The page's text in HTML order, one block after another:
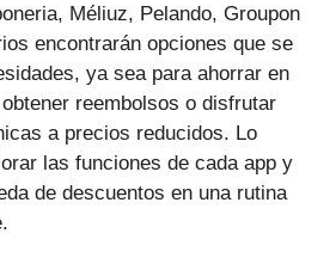
Méliuz, Pelando, Groupon
encontrarán opciones que se
ya sea para ahorrar en
reembolsos o disfrutar
a precios reducidos. Lo
las funciones de cada app y
de descuentos en una rutina